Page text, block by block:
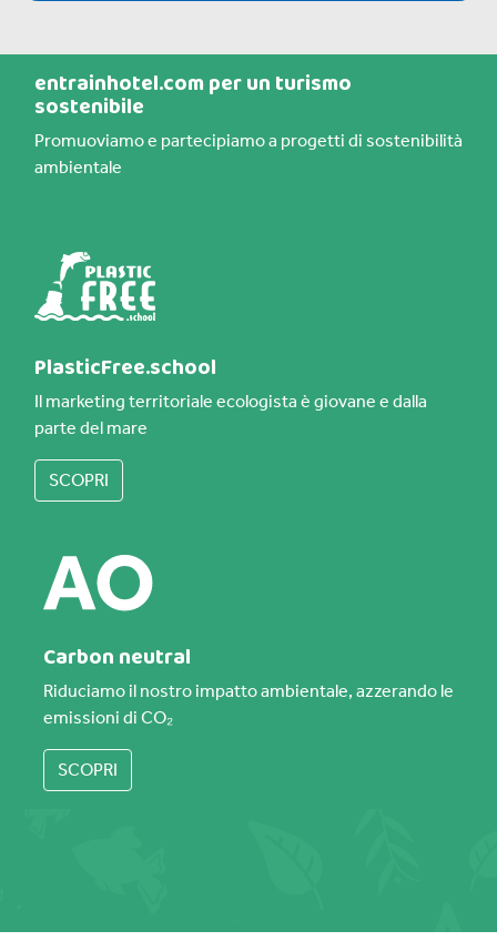
entrainhotel.com per un turismo
sostenibile
Promuoviamo e partecipiamo a progetti di sostenibilità
ambientale
PlasticFree.school
Il marketing territoriale ecologista è giovane e dalla
parte del mare
SCOPRI
Carbon neutral
Riduciamo il nostro impatto ambientale, azzerando le
emissioni di CO₂
SCOPRI